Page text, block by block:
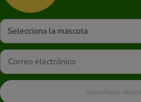
Selecciona la mascota
Suscríbete ahora